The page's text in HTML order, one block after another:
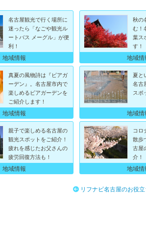
名古屋観光で行く場所に
迷ったら「なごや観光ル
ートバス メーグル」が便
利！
地域情報
秋の
む！
葉ス
す！
地域情
真夏の風物詩は『ビアガ
ーデン』。名古屋市内で
楽しめるビアガーデンを
ご紹介します！
地域情報
夏と
名古
スポ
地域情
親子で楽しめる名古屋の
観光スポットをご紹介！
疲れを感じたお父さんの
疲労回復方法も！
地域情報
コロ
散歩
古屋
介！
地域情
リフナビ名古屋のお役